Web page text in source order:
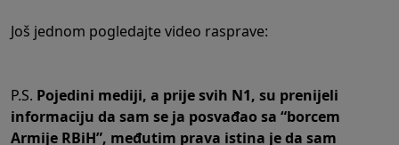
Još jednom pogledajte video rasprave:
P.S. Pojedini mediji, a prije svih N1, su prenijeli
informaciju da sam se ja posvađao sa “borcem
Armije RBiH”, međutim prava istina je da sam